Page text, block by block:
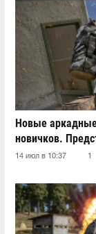
Новые
новичков.
14 июл в 10:37 1